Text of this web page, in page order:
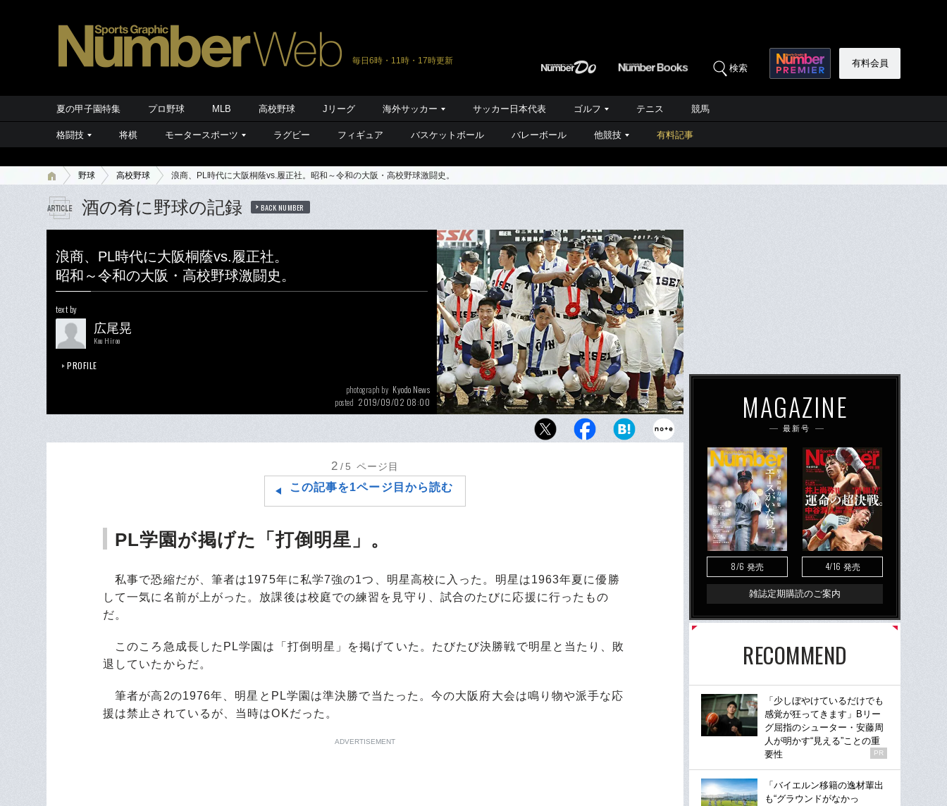
毎日6時・11時・17時更新
検索 有料会員
夏の甲子園特集 プロ野球 MLB 高校野球 Jリーグ 海外サッカー サッカー日本代表 ゴルフ テニス 競馬
格闘技 将棋 モータースポーツ ラグビー フィギュア バスケットボール バレーボール 他競技 有料記事
野球 高校野球 浪商、PL時代に大阪桐蔭vs.履正社。昭和～令和の大阪・高校野球激闘史。
酒の肴に野球の記録 BACK NUMBER
浪商、PL時代に大阪桐蔭vs.履正社。
昭和～令和の大阪・高校野球激闘史。
text by
広尾晃
Kou Hiroo
PROFILE
photograph by Kyodo News
posted 2019/09/02 08:00
2017年センバツ決勝で激突した履正社と大阪桐蔭。安田尚
2 /5 ページ目
この記事を1ページ目から読む
PL学園が掲げた「打倒明星」。
私事で恐縮だが、筆者は1975年に私学7強の1つ、明星高校に入った。明星は1963年夏に優勝
して一気に名前が上がった。放課後は校庭での練習を見守り、試合のたびに応援に行ったもの
だ。
このころ急成長したPL学園は「打倒明星」を掲げていた。たびたび決勝戦で明星と当たり、敗
退していたからだ。
筆者が高2の1976年、明星とPL学園は準決勝で当たった。今の大阪府大会は鳴り物や派手な応
援は禁止されているが、当時はOKだった。
ADVERTISEMENT
MAGAZINE
最新号
8/6 発売 4/16 発売
雑誌定期購読のご案内
RECOMMEND
「少しぼやけているだけでも
感覚が狂ってきます」Bリー
グ屈指のシューター・安藤周
人が明かす“見える”ことの重
要性
PR
「バイエルン移籍の逸材輩出
も“グラウンドがなかっ